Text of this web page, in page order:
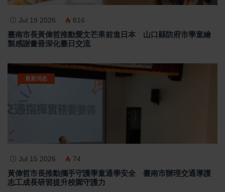
Jul 19 2026 616
臺南市長黃偉哲推動愛文芒果前進日本 山口縣防府市學童繪
製感謝畫冊深化臺日交流
最新消息
Jul 15 2026 74
黃偉哲市長推動攜手守護學童通學安全 臺南市辦理交通導護
志工成長研習提升校園守護力